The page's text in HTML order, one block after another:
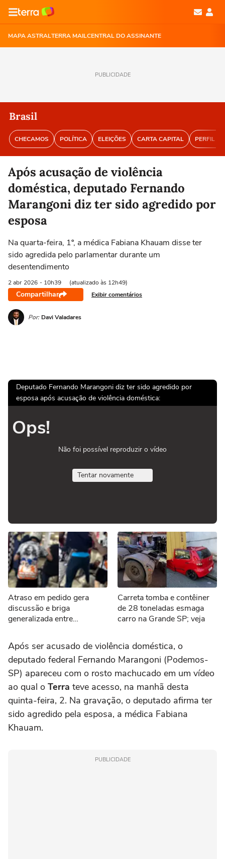
MAPA ASTRALTERRA MAILCENTRAL DO ASSINANTE
PUBLICIDADE
Brasil
CHECAMOS POLÍTICA ELEIÇÕES CARTA CAPITAL PERFIL
Após acusação de violência
doméstica, deputado Fernando
Marangoni diz ter sido agredido por
esposa
Na quarta-feira, 1º, a médica Fabiana Khauam disse ter
sido agredida pelo parlamentar durante um
desentendimento
2 abr 2026 - 10h39 (atualizado às 12h49)
Compartilhar Exibir comentários
Por: Davi Valadares
Deputado Fernando Marangoni diz ter sido agredido por
esposa após acusação de violência doméstica:
Ops!
Não foi possível reproduzir o vídeo
Tentar novamente
Atraso em pedido gera
discussão e briga
generalizada entre
pizzaria em SP
Carreta tomba e contêiner
de 28 toneladas esmaga
carro na Grande SP; veja
Após ser acusado de violência doméstica, o
deputado federal Fernando Marangoni (Podemos-
SP) apareceu com o rosto machucado em um vídeo
ao qual o Terra teve acesso, na manhã desta
quinta-feira, 2. Na gravação, o deputado afirma ter
sido agredido pela esposa, a médica Fabiana
Khauam.
PUBLICIDADE